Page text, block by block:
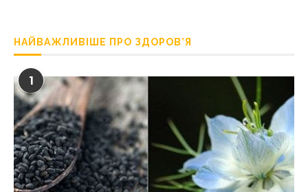
НАЙВАЖЛИВІШЕ ПРО ЗДОРОВ’Я
1